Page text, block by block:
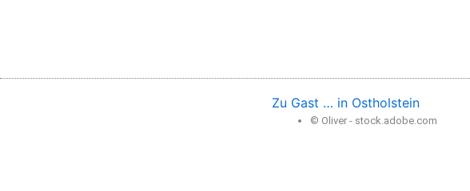
Zu Gast … in Ostholstein
© Oliver - stock.adobe.com